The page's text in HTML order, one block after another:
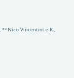
Nico Vincentini e.K.,